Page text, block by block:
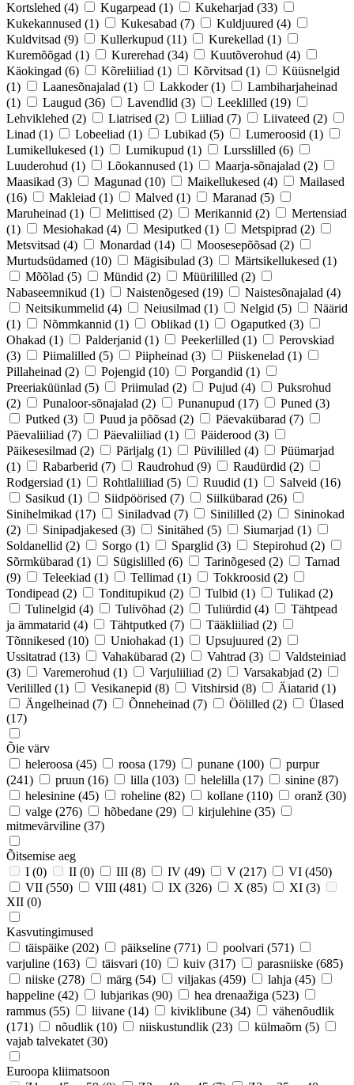
Kortslehed (4) Kugarpead (1) Kukeharjad (33)
Kukekannused (1) Kukesabad (7) Kuldjuured (4)
Kuldvitsad (9) Kullerkupud (11) Kurekellad (1)
Kuremõõgad (1) Kurerehad (34) Kuutõverohud (4)
Käokingad (6) Kõreliiliad (1) Kõrvitsad (1)
Küüsnelgid
(1)
Laanesõnajalad (1) Lakkoder (1)
Lambiharjaheinad
(1)
Laugud (36) Lavendlid (3) Leeklilled (19)
Lehviklehed (2) Liatrised (2) Liiliad (7) Liivateed (2)
Linad (1) Lobeeliad (1) Lubikad (5) Lumeroosid (1)
Lumikellukesed (1) Lumikupud (1) Lursslilled (6)
Luuderohud (1) Lõokannused (1) Maarja-sõnajalad (2)
Maasikad (3) Magunad (10) Maikellukesed (4)
Mailased
(16)
Makleiad (1) Malved (1) Maranad (5)
Maruheinad (1) Melittised (2) Merikannid (2)
Mertensiad
(1)
Mesiohakad (4) Mesiputked (1) Metspiprad (2)
Metsvitsad (4) Monardad (14) Moosesepõõsad (2)
Murtudsüdamed (10) Mägisibulad (3) Märtsikellukesed (1)
Mõõlad (5) Mündid (2) Müürililled (2)
Nabaseemnikud (1) Naistenõgesed (19) Naistesõnajalad (4)
Neitsikummelid (4) Neiusilmad (1) Nelgid (5)
Näärid
(1)
Nõmmkannid (1) Oblikad (1) Ogaputked (3)
Ohakad (1) Palderjanid (1) Peekerlilled (1)
Perovskiad
(3)
Piimalilled (5) Piipheinad (3) Piiskenelad (1)
Pillaheinad (2) Pojengid (10) Porgandid (1)
Preeriaküünlad (5) Priimulad (2) Pujud (4)
Puksrohud
(2)
Punaloor-sõnajalad (2) Punanupud (17) Puned (3)
Putked (3) Puud ja põõsad (2) Päevakübarad (7)
Päevaliiliad (7) Päevaliiliad (1) Päiderood (3)
Päikesesilmad (2) Pärljalg (1) Püvililled (4)
Püümarjad
(1)
Rabarberid (7) Raudrohud (9) Raudürdid (2)
Rodgersiad (1) Rohtlaliiliad (5) Ruudid (1) Salveid (16)
Sasikud (1) Siidpöörised (7) Siilkübarad (26)
Sinihelmikad (17) Siniladvad (7) Sinililled (2)
Sininokad
(2)
Sinipadjakesed (3) Sinitähed (5) Siumarjad (1)
Soldanellid (2) Sorgo (1) Sparglid (3) Stepirohud (2)
Sõrmkübarad (1) Sügislilled (6) Tarinõgesed (2)
Tarnad
(9)
Teleekiad (1) Tellimad (1) Tokkroosid (2)
Tondipead (2) Tonditupikud (2) Tulbid (1) Tulikad (2)
Tulinelgid (4) Tulivõhad (2) Tuliürdid (4)
Tähtpead
ja ämmatarid (4) Tähtputked (7) Tääkliiliad (2)
Tõnnikesed (10) Uniohakad (1) Upsujuured (2)
Ussitatrad (13) Vahakübarad (2) Vahtrad (3)
Valdsteiniad
(3)
Varemerohud (1) Varjuliiliad (2) Varsakabjad (2)
Verililled (1) Vesikanepid (8) Vitshirsid (8) Äiatarid (1)
Ängelheinad (7) Õnneheinad (7) Öölilled (2)
Ülased
(17)
Õie värv
heleroosa (45) roosa (179) punane (100)
purpur
(241)
pruun (16) lilla (103) helelilla (17) sinine (87)
helesinine (45) roheline (82) kollane (110) oranž (30)
valge (276) hõbedane (29) kirjulehine (35)
mitmevärviline (37)
Õitsemise aeg
I (0) II (0) III (8) IV (49) V (217) VI (450)
VII (550) VIII (481) IX (326) X (85) XI (3)
XII (0)
Kasvutingimused
täispäike (202) päikseline (771) poolvari (571)
varjuline (163) täisvari (10) kuiv (317) parasniiske (685)
niiske (278) märg (54) viljakas (459) lahja (45)
happeline (42) lubjarikas (90) hea drenaažiga (523)
rammus (55) liivane (14) kiviklibune (34)
vähenõudlik
(171)
nõudlik (10) niiskustundlik (23) külmaõrn (5)
vajab talvekatet (30)
Euroopa kliimatsoon